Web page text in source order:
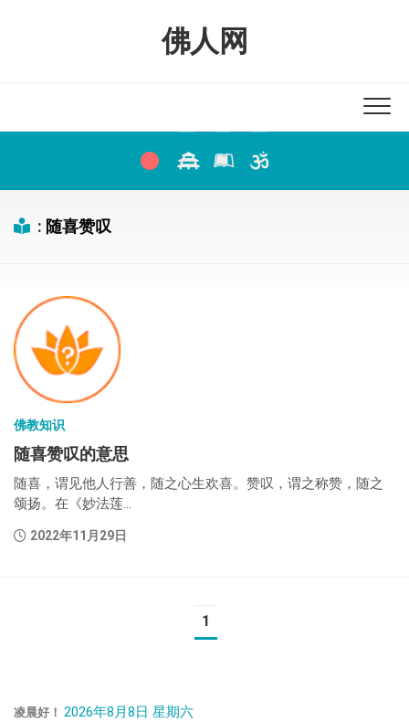
佛人网
: 随喜赞叹
佛教知识
随喜赞叹的意思
随喜，谓见他人行善，随之心生欢喜。赞叹，谓之称赞，随之
颂扬。在《妙法莲...
2022年11月29日
1
凌晨好！ 2026年8月8日 星期六